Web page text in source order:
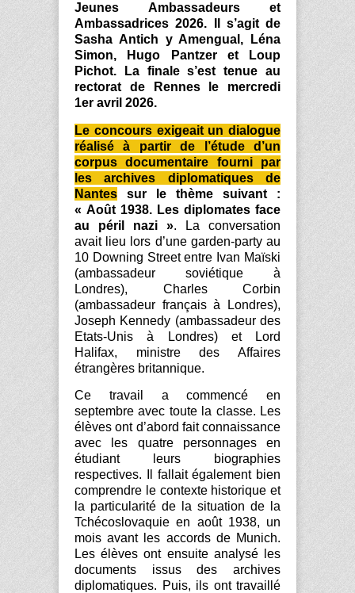
Jeunes Ambassadeurs et
Ambassadrices 2026. Il s’agit de
Sasha Antich y Amengual, Léna
Simon, Hugo Pantzer et Loup
Pichot. La finale s’est tenue au
rectorat de Rennes le mercredi
1er avril 2026.
Le concours exigeait un dialogue
réalisé à partir de l’étude d’un
corpus documentaire fourni par
les archives diplomatiques de
Nantes
sur le thème suivant :
« Août 1938. Les diplomates face
au péril nazi ». La conversation
avait lieu lors d’une garden-party au
10 Downing Street entre Ivan Maïski
(ambassadeur soviétique à
Londres), Charles Corbin
(ambassadeur français à Londres),
Joseph Kennedy (ambassadeur des
Etats-Unis à Londres) et Lord
Halifax, ministre des Affaires
étrangères britannique.
Ce travail a commencé en
septembre avec toute la classe. Les
élèves ont d’abord fait connaissance
avec les quatre personnages en
étudiant leurs biographies
respectives. Il fallait également bien
comprendre le contexte historique et
la particularité de la situation de la
Tchécoslovaquie en août 1938, un
mois avant les accords de Munich.
Les élèves ont ensuite analysé les
documents issus des archives
diplomatiques. Puis, ils ont travaillé